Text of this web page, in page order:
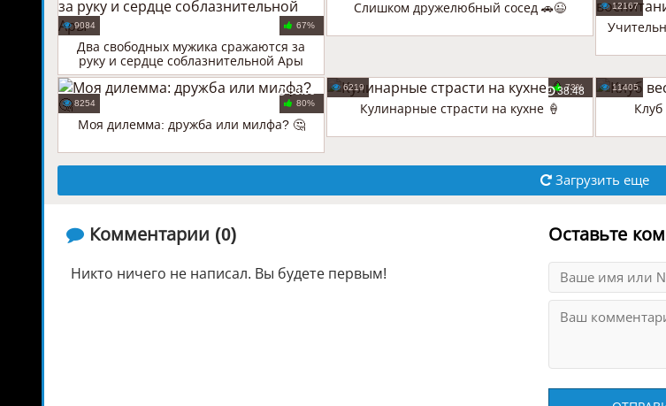
9084 67%
Два свободных мужика сражаются за
руку и сердце соблазнительной Ары
Слишком дружелюбный сосед 🚗😉 12167
8254 80%
Моя дилемма: дружба или милфа? 🤔
33:59 6219 73%
Кулинарные страсти на кухне 🍦
38:48 11405
Клуб
Загрузить еще
️ Комментарии (0)
Никто ничего не написал. Вы будете первым!
Оставьте